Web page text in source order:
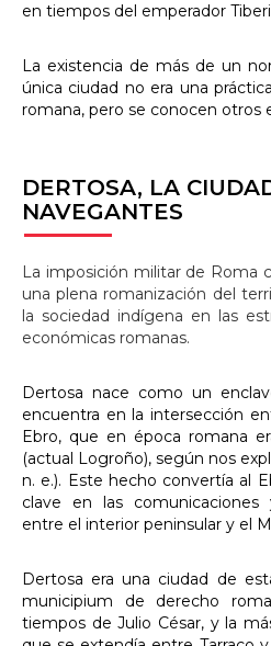
en tiempos del emperador
La existencia de más de un
única ciudad no era una
romana, pero se conocen otros
DERTOSA, LA
NAVEGANTES
La imposición militar de Roma
una plena romanización del
la sociedad indígena en las
económicas romanas.
Dertosa nace como un
encuentra en la intersección
Ebro, que en época romana
(actual Logroño), según nos
n. e.). Este hecho convertía al
clave en las comunicaciones
entre el interior peninsular y el
Dertosa era una ciudad de
municipium de derecho
tiempos de Julio César, y la